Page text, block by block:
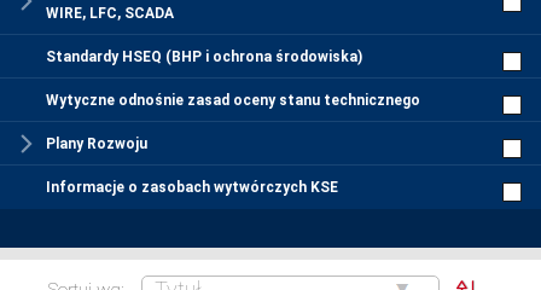
WIRE, LFC, SCADA
Standardy HSEQ (BHP i ochrona środowiska)
Wytyczne odnośnie zasad oceny stanu technicznego
Plany Rozwoju
Informacje o zasobach wytwórczych KSE